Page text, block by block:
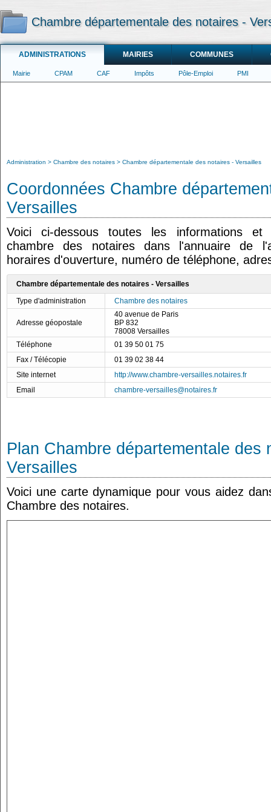
Chambre départementale des notaires -
ADMINISTRATIONS MAIRIES COMMUNES
Mairie CPAM CAF Impôts Pôle-Emploi PMI
Administration Chambre des notaires Chambre départementale des notaires - Versailles
Coordonnées Chambre
Versailles
Voici ci-dessous toutes les informations et
chambre des notaires dans l'annuaire de
horaires d'ouverture, numéro de téléphone,
Chambre départementale des notaires - Versailles
Type d'administration
Chambre des notaires
Adresse géopostale
40 avenue de Paris
BP 832
78008 Versailles
Téléphone
01 39 50 01 75
Fax / Télécopie
01 39 02 38 44
Site internet
http://www.chambre-versailles.notaires.fr
Email
chambre-versailles@notaires.fr
Plan Chambre départementale des
Versailles
Voici une carte dynamique pour vous aidez
Chambre des notaires.